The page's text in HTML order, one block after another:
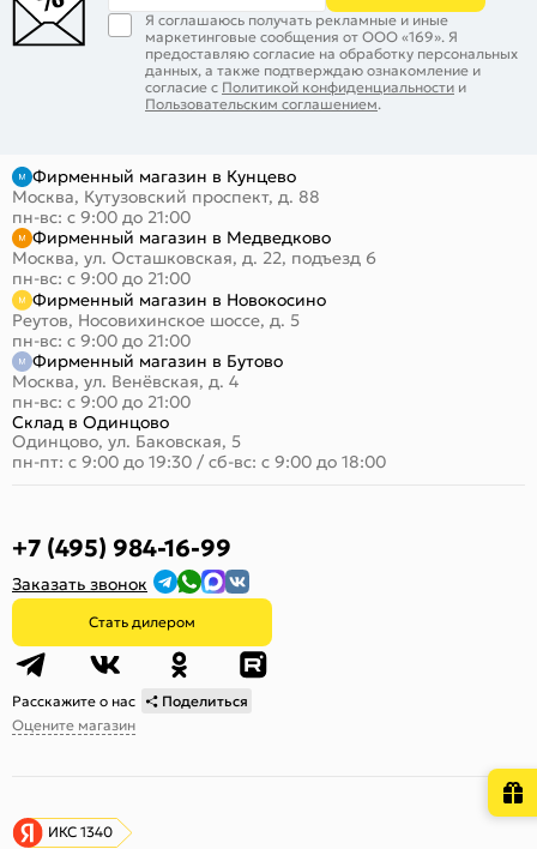
Я соглашаюсь получать рекламные и иные
маркетинговые сообщения от ООО «169». Я
предоставляю согласие на обработку персональных
данных, а также подтверждаю ознакомление и
согласие с Политикой конфиденциальности и
Пользовательским соглашением.
Фирменный магазин в Кунцево
Москва, Кутузовский проспект, д. 88
пн-вс: с 9:00 до 21:00
Фирменный магазин в Медведково
Москва, ул. Осташковская, д. 22, подъезд 6
пн-вс: с 9:00 до 21:00
Фирменный магазин в Новокосино
Реутов, Носовихинское шоссе, д. 5
пн-вс: с 9:00 до 21:00
Фирменный магазин в Бутово
Москва, ул. Венёвская, д. 4
пн-вс: с 9:00 до 21:00
Склад в Одинцово
Одинцово, ул. Баковская, 5
пн-пт: с 9:00 до 19:30 / сб-вс: с 9:00 до 18:00
+7 (495) 984-16-99
Заказать звонок
Стать дилером
Расскажите о нас
Поделиться
Оцените магазин
ИКС 1340